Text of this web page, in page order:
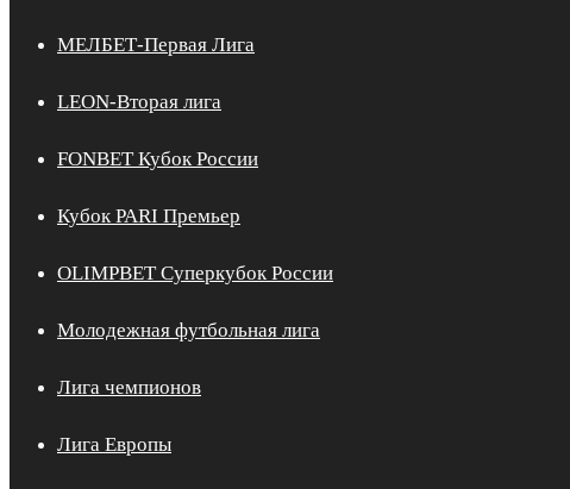
МЕЛБЕТ-Первая Лига
LEON-Вторая лига
FONBET Кубок России
Кубок PARI Премьер
OLIMPBET Суперкубок России
Молодежная футбольная лига
Лига чемпионов
Лига Европы